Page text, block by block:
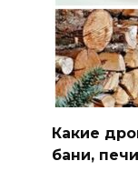
Какие
бани,